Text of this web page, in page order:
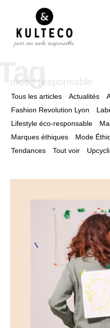
mode responsable
Tous les articles Actualités
Fashion Revolution Lyon
Lifestyle éco-responsable
Marques éthiques
Mode
Tendances
Tout voir